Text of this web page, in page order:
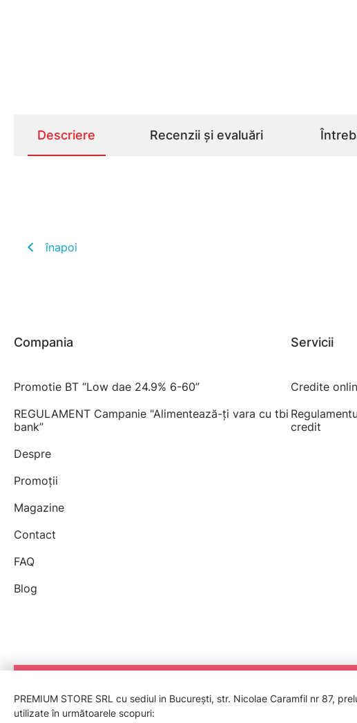
Descriere Recenzii și evaluări
înapoi
Compania
Promotie BT “Low dae 24.9% 6-60”
REGULAMENT Campanie "Alimentează-ți vara cu tbi
bank”
Despre
Promoții
Magazine
Contact
FAQ
Blog
Servicii
Credite
credit
PREMIUM STORE SRL cu sediul in București, str. Nicolae Caramfil nr 87,
utilizate în următoarele scopuri: